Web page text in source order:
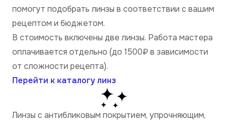
помогут подобрать линзы в соответствии с вашим
рецептом и бюджетом.
В стоимость включены две линзы. Работа мастера
оплачивается отдельно (до 1500₽ в зависимости
от сложности рецепта).
Перейти к каталогу линз
Линзы с антибликовым покрытием, упрочняющим,